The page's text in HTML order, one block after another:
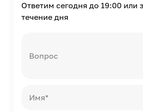
Метод нанесения
Пистолет закрытого типа
Срок годности
Ответим сегодня до 19:00 или
течение дня
Вопрос
Имя*